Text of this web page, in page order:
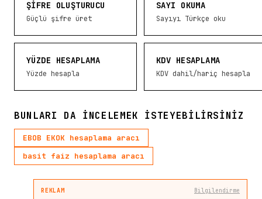
ŞIFRE OLUŞTURUCU
Güçlü şifre üret
SAYI OKUMA
Sayıyı Türkçe oku
YÜZDE HESAPLAMA
Yüzde hesapla
KDV HESAPLAMA
KDV dahil/hariç hesapla
BUNLARI DA INCELEMEK ISTEYEBILIRSINIZ
EBOB EKOK hesaplama aracı
basit faiz hesaplama aracı
REKLAM Bilgilendirme